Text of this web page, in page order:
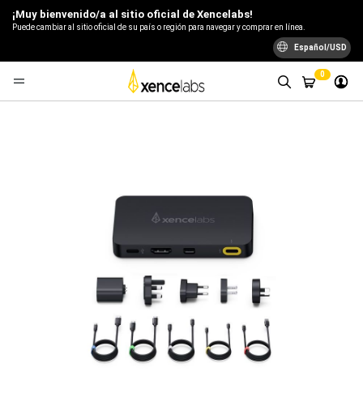
¡Muy bienvenido/a al sitio oficial de Xencelabs!
Puede cambiar al sitio oficial de su país o región para navegar y comprar en línea.
Español/USD
0